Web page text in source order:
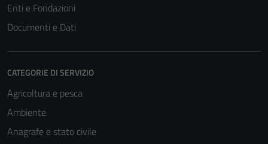
Enti e Fondazioni
Documenti e Dati
CATEGORIE DI SERVIZIO
Agricoltura e pesca
Ambiente
Anagrafe e stato civile